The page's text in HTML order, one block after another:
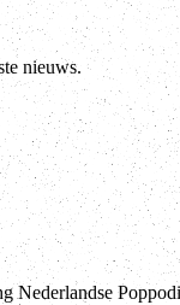
nieuws.
Nederlandse